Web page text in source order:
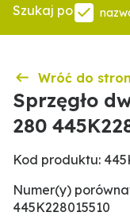
Szukaj po
Wróć do
Sprzęgło
280
Kod produktu:
Numer(y)
445K228015510